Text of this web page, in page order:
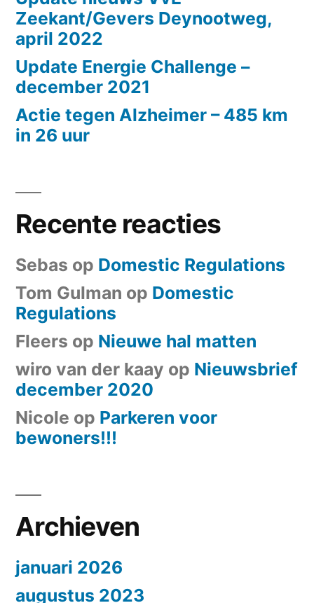
Zeekant/Gevers Deynootweg,
april 2022
Update Energie Challenge –
december 2021
Actie tegen Alzheimer – 485 km
in 26 uur
Recente reacties
Sebas op Domestic Regulations
Tom Gulman op Domestic
Regulations
Fleers op Nieuwe hal matten
wiro van der kaay op Nieuwsbrief
december 2020
Nicole op Parkeren voor
bewoners!!!
Archieven
januari 2026
augustus 2023